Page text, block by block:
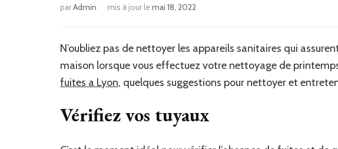
parAdmin mis à jour lemai 18, 2022
N’oubliez pas de nettoyer les appareils sanitaires qui
maison lorsque vous effectuez votre nettoyage de
fuites a Lyon, quelques suggestions pour nettoyer et
Vérifiez vos tuyaux